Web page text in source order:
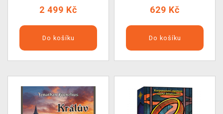
2 499 Kč
Do košíku
629 Kč
Do košíku